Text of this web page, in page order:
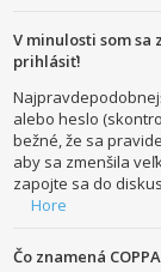
V minulosti som
prihlásiť!
alebo heslo
bežné, že sa
aby sa zmenšila
zapojte sa do
Hore
Čo znamená